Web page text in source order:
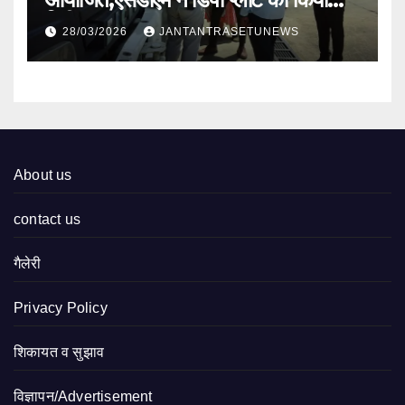
निरीक्षण
28/03/2026 JANTANTRASETUNEWS
About us
contact us
गैलेरी
Privacy Policy
शिकायत व सुझाव
विज्ञापन/Advertisement